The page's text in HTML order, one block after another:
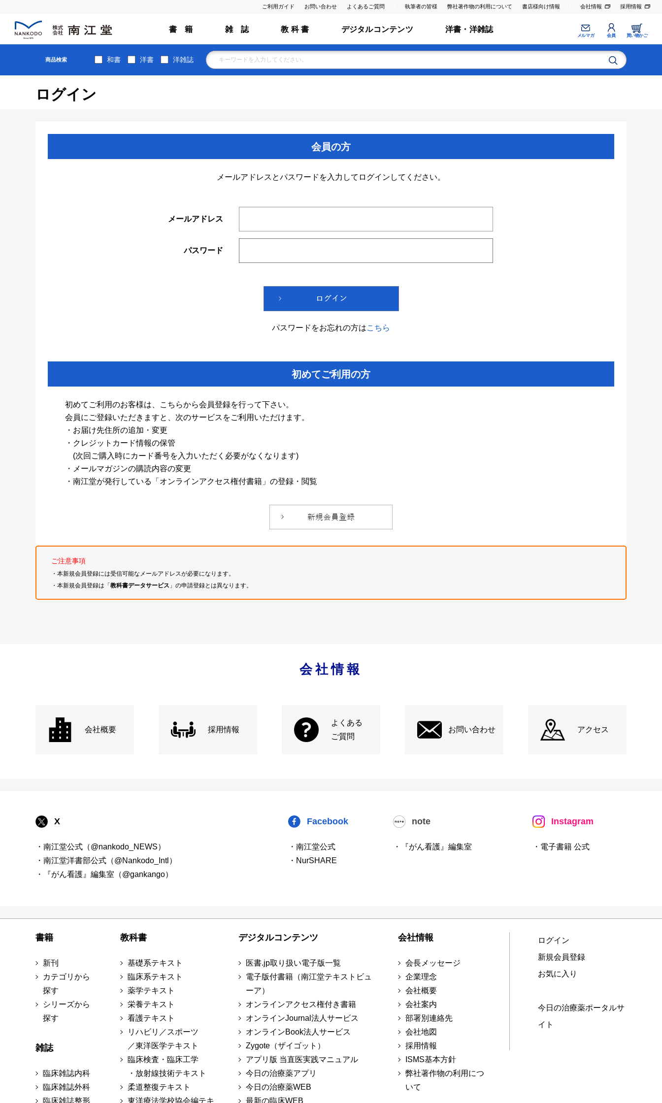
ご利用ガイド お問い合わせ よくあるご質問 執筆者の皆様 弊社著作物の利用について 書店様向け情報 会社情報 採用情報
書 籍 雑 誌 教 科 書 デジタルコンテンツ 洋書・洋雑誌
メルマガ 会員 買い物かご
商品検索 和書 洋書 洋雑誌
ログイン
会員の方
メールアドレスとパスワードを入力してログインしてください。
メールアドレス
パスワード
パスワードをお忘れの方はこちら
初めてご利用の方
初めてご利用のお客様は、こちらから会員登録を行って下さい。
会員にご登録いただきますと、次のサービスをご利用いただけます。
・お届け先住所の追加・変更
・クレジットカード情報の保管
(次回ご購入時にカード番号を入力いただく必要がなくなります)
・メールマガジンの購読内容の変更
・南江堂が発行している「オンラインアクセス権付書籍」の登録・閲覧
ご注意事項
・本新規会員登録には受信可能なメールアドレスが必要になります。
・本新規会員登録は「教科書データサービス 」の申請登録とは異なります。
会社情報
会社概要 採用情報
よくある
ご質問
お問い合わせ アクセス
X
・南江堂公式（@nankodo_NEWS）
・南江堂洋書部公式（@Nankodo_Intl）
・『がん看護』編集室（@gankango）
Facebook
・南江堂公式
・NurSHARE
note
・『がん看護』編集室
Instagram
・電子書籍 公式
書籍
新刊
カテゴリから
探す
シリーズから
探す
雑誌
臨床雑誌内科
臨床雑誌外科
臨床雑誌整形
教科書
基礎系テキスト
臨床系テキスト
薬学テキスト
栄養テキスト
看護テキスト
リハビリ／スポーツ
／東洋医学テキスト
臨床検査・臨床工学
・放射線技術テキスト
柔道整復テキスト
東洋療法学校協会編テキ
デジタルコンテンツ
医書.jp取り扱い電子版一覧
電子版付書籍（南江堂テキストビュ
ーア）
オンラインアクセス権付き書籍
オンラインJournal法人サービス
オンラインBook法人サービス
Zygote（ザイゴット）
アプリ版 当直医実践マニュアル
今日の治療薬アプリ
今日の治療薬WEB
最新の臨床WEB
会社情報
会長メッセージ
企業理念
会社概要
会社案内
部署別連絡先
会社地図
採用情報
ISMS基本方針
弊社著作物の利用につ
いて
ログイン
新規会員登録
お気に入り
今日の治療薬ポータルサ
イト